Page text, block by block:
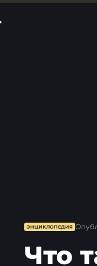
ЭНЦИКЛОПЕДИЯ
Что